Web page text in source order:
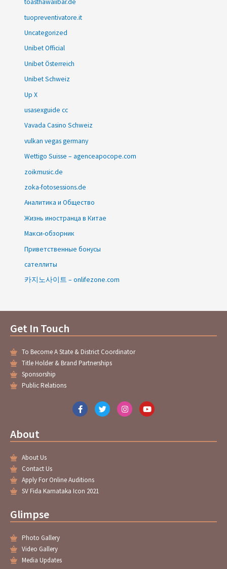
toasthawaiibar.de
tuopreventivatore.it
Uncategorized
Unibet Official
Unibet Österreich
Unibet Schweiz
Up X
usasexguide cc
Vavada Casino Schweiz
vulkan vegas germany
Wettigo Suisse – agenceapocope.com
zoikmusic.de
zoka-fotosessions.de
Аналитика и Общество
Жизнь иностранца в Китае
Макси-обзорник
Приветственные бонусы
сателлиты
카지노사이트 – onlifezone.com
Get In Touch
To Become A State & District Coordinator
Title Holder & Brand Partnerships
Sponsorship
Public Relations
F
a
o
T
w
e
I
n
g
Y
o
b
About
About Us
Contact Us
Apply For Online Auditions
SV Fida Karnataka Icon 2021
Glimpse
Photo Gallery
Video Gallery
Media Updates